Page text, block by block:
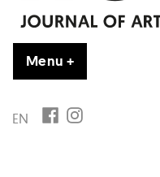
Menu +
EN FB IG